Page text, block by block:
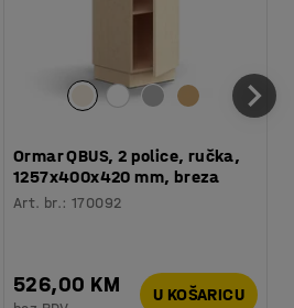
Ormar QBUS, 2 police, ručka,
1257x400x420 mm, breza
Art. br.:170092
526,00 KM U KOŠARICU